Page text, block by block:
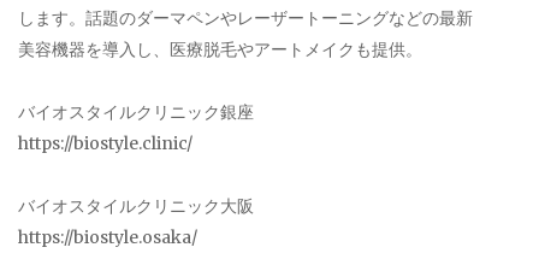
します。話題のダーマペンやレーザートーニングなどの最新
美容機器を導入し、医療脱毛やアートメイクも提供。
バイオスタイルクリニック銀座
https://biostyle.clinic/
バイオスタイルクリニック大阪
https://biostyle.osaka/